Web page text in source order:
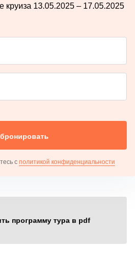
круиза 13.05.2025 – 17.05.2025
с политикой конфиденциальности
программу тура в pdf